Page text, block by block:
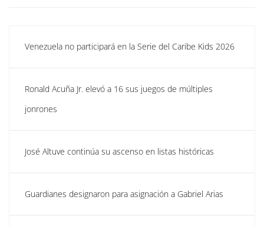
Venezuela no participará en la Serie del Caribe Kids 2026
Ronald Acuña Jr. elevó a 16 sus juegos de múltiples
jonrones
José Altuve continúa su ascenso en listas históricas
Guardianes designaron para asignación a Gabriel Arias